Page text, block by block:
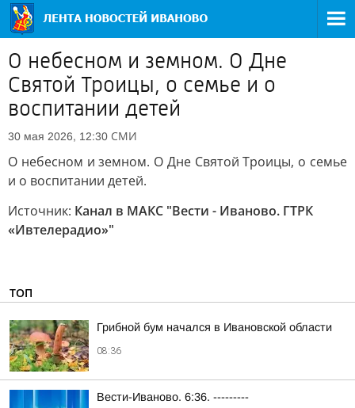
О небесном и земном. О Дне
Святой Троицы, о семье и о
воспитании детей
30 мая 2026, 12:30 СМИ
О небесном и земном. О Дне Святой Троицы, о семье
и о воспитании детей.
Источник: Канал в МАКС "Вести - Иваново. ГТРК
«Ивтелерадио»"
ТОП
Грибной бум начался в Ивановской области
08:36
Вести-Иваново. 6:36. ---------